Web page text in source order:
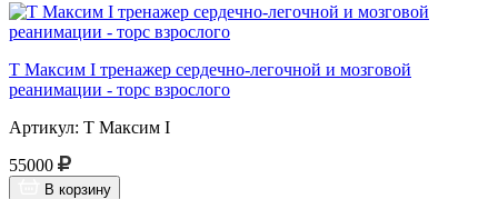
Т Максим I тренажер сердечно-легочной и мозговой
реанимации - торс взрослого
Артикул: Т Максим I
55000
В корзину